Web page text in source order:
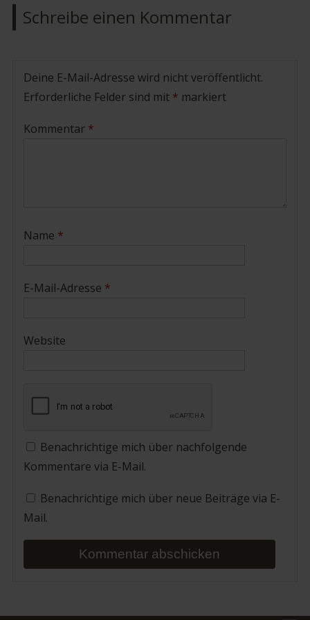
Schreibe einen Kommentar
Deine E-Mail-Adresse wird nicht veröffentlicht.
Erforderliche Felder sind mit * markiert
Kommentar *
Name *
E-Mail-Adresse *
Website
Benachrichtige mich über nachfolgende
Kommentare via E-Mail.
Benachrichtige mich über neue Beiträge via E-
Mail.